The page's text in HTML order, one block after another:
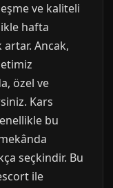
ve kaliteli
hafta
Ancak,
özel ve
Kars
bu
seçkindir. Bu
ile